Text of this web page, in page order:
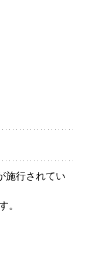
施行されてい
。